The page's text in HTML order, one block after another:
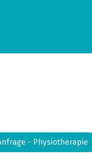
- Physiotherapie